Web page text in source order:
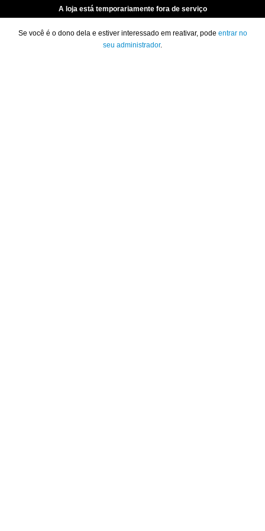
A loja está temporariamente fora de serviço
Se você é o dono dela e estiver interessado em reativar, pode entrar no
seu administrador.